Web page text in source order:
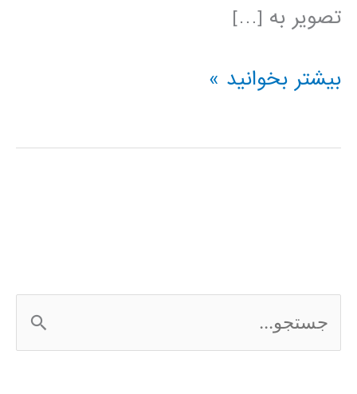
تصویر به […]
پردازش
در
بیشتر بخوانید »
س